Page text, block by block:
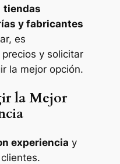
tiendas
y fabricantes
es
y solicitar
la mejor opción.
la Mejor
experiencia y